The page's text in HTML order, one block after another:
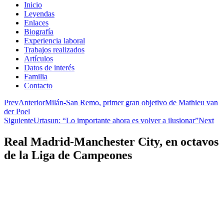
Inicio
Leyendas
Enlaces
Biografía
Experiencia laboral
Trabajos realizados
Artículos
Datos de interés
Familia
Contacto
PrevAnteriorMilán-San Remo, primer gran objetivo de Mathieu van
der Poel
SiguienteUrtasun: “Lo importante ahora es volver a ilusionar”Next
Real Madrid-Manchester City, en octavos
de la Liga de Campeones